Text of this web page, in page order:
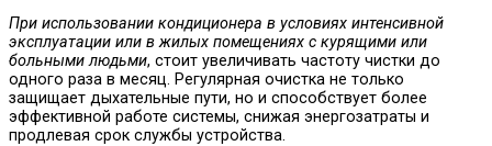
При использовании кондиционера в условиях интенсивной
эксплуатации или в жилых помещениях с курящими или
больными людьми, стоит увеличивать частоту чистки до
одного раза в месяц. Регулярная очистка не только
защищает дыхательные пути, но и способствует более
эффективной работе системы, снижая энергозатраты и
продлевая срок службы устройства.